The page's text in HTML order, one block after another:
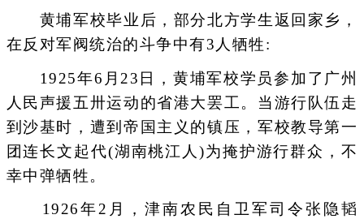
黄埔军校毕业后，部分北方学生返回家乡，
在反对军阀统治的斗争中有3人牺牲:
1925年6月23日，黄埔军校学员参加了广州
人民声援五卅运动的省港大罢工。当游行队伍走
到沙基时，遭到帝国主义的镇压，军校教导第一
团连长文起代(湖南桃江人)为掩护游行群众，不
幸中弹牺牲。
1926年2月，津南农民自卫军司令张隐韬